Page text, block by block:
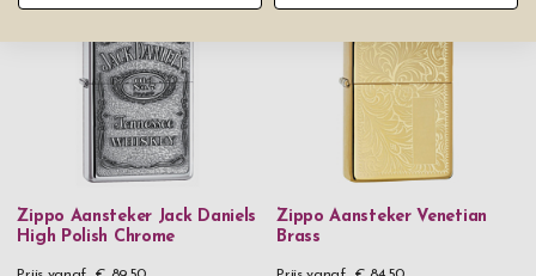
Zippo Aansteker Jack Daniels
High Polish Chrome
Zippo Aansteker Venetian
Brass